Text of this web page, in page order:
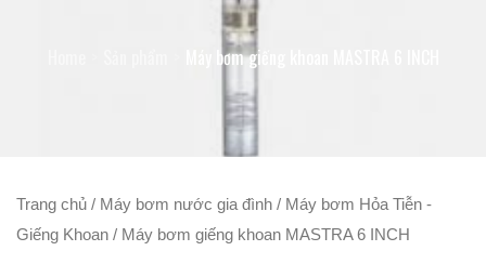
Máy bơm giếng khoan MASTRA 6 INCH
Trang chủ / Máy bơm nước gia đình / Máy bơm Hỏa Tiễn -
Giếng Khoan / Máy bơm giếng khoan MASTRA 6 INCH